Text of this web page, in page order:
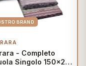
- Completo
Singolo 150x280